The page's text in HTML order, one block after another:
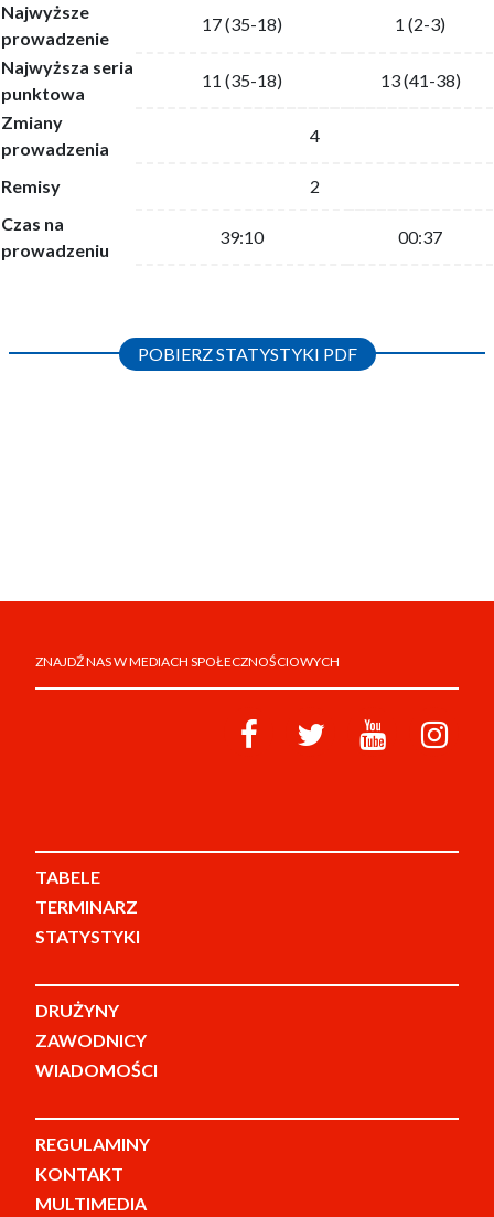
Najwyższe
prowadzenie
17 (35-18) 1 (2-3)
Najwyższa seria
punktowa
11 (35-18)
13 (41-38)
Zmiany
prowadzenia
4
Remisy
2
Czas na
prowadzeniu
39:10 00:37
POBIERZ STATYSTYKI PDF
ZNAJDŹ NAS W MEDIACH SPOŁECZNOŚCIOWYCH
TABELE
TERMINARZ
STATYSTYKI
DRUŻYNY
ZAWODNICY
WIADOMOŚCI
REGULAMINY
KONTAKT
MULTIMEDIA